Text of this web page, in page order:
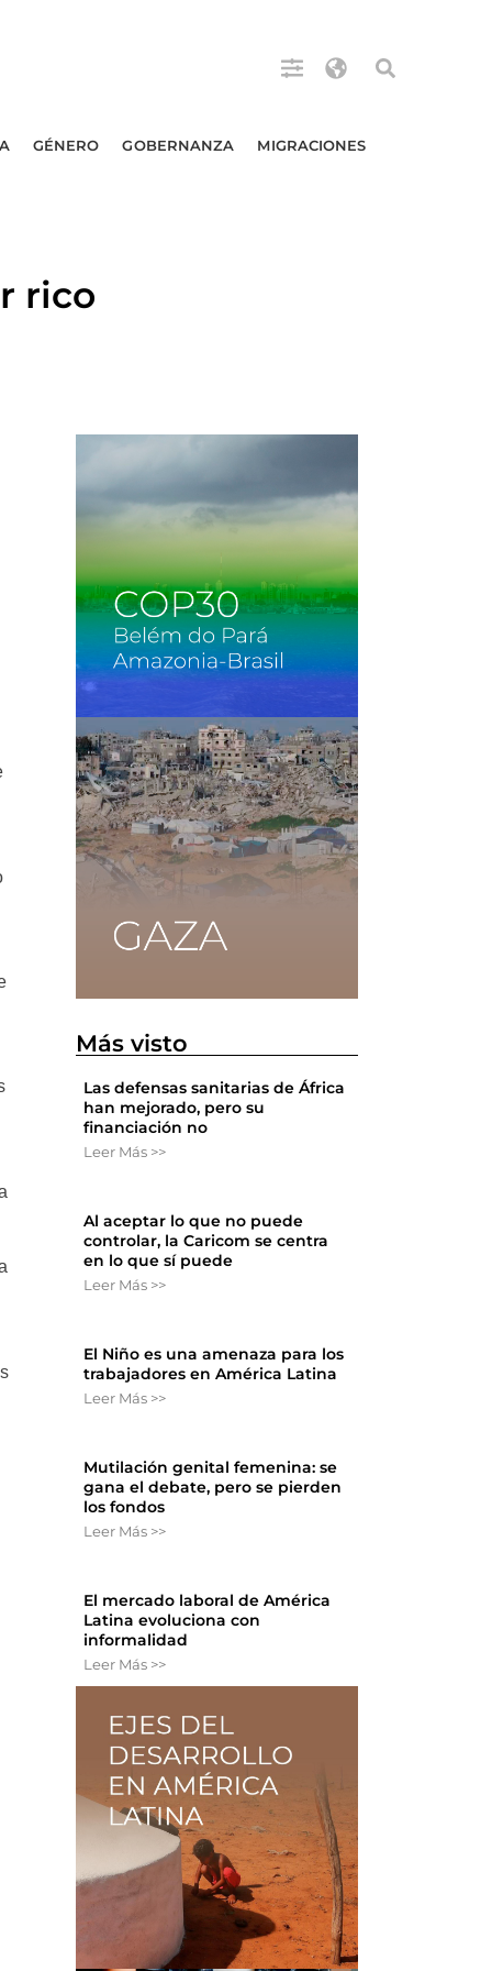
GÉNERO GOBERNANZA MIGRACIONES
rico
Más visto
Las defensas sanitarias de África
han mejorado, pero su
financiación no
Leer Más >>
Al aceptar lo que no puede
controlar, la Caricom se centra
en lo que sí puede
Leer Más >>
El Niño es una amenaza para los
trabajadores en América Latina
Leer Más >>
Mutilación genital femenina: se
gana el debate, pero se pierden
los fondos
Leer Más >>
El mercado laboral de América
Latina evoluciona con
informalidad
Leer Más >>